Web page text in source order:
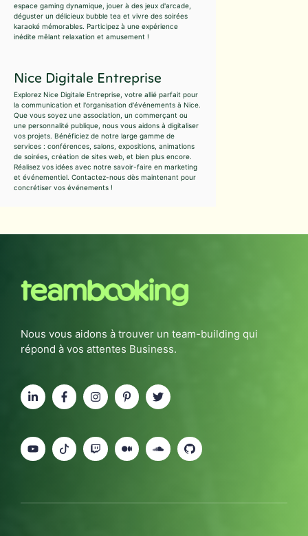
espace gaming dynamique, jouer à des jeux d'arcade,
déguster un délicieux bubble tea et vivre des soirées
karaoké mémorables. Participez à une expérience
inédite mêlant relaxation et amusement !
Nice Digitale Entreprise
Explorez Nice Digitale Entreprise, votre allié parfait pour
la communication et l'organisation d'événements à Nice.
Que vous soyez une association, un commerçant ou
une personnalité publique, nous vous aidons à digitaliser
vos projets. Bénéficiez de notre large gamme de
services : conférences, salons, expositions, animations
de soirées, création de sites web, et bien plus encore.
Réalisez vos idées avec notre savoir-faire en marketing
et événementiel. Contactez-nous dès maintenant pour
concrétiser vos événements !
Nous vous aidons à trouver un team-building qui
répond à vos attentes Business.